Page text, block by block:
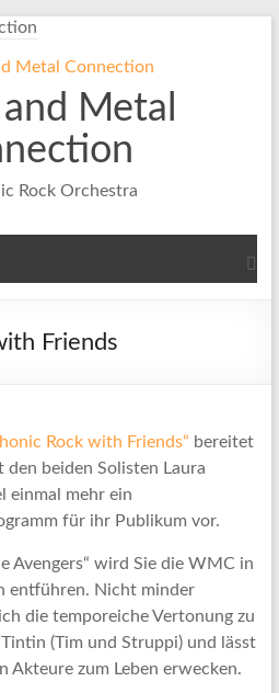
Metal
Rock Orchestra
Friends
Rock with Friends“ bereitet
beiden Solisten Laura
einmal mehr ein
für ihr Publikum vor.
Avengers“ wird Sie die WMC in
entführen. Nicht minder
die temporeiche Vertonung zu
Tintin (Tim und Struppi) und lässt
Akteure zum Leben erwecken.